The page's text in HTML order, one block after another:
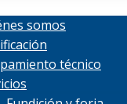
somos
técnico